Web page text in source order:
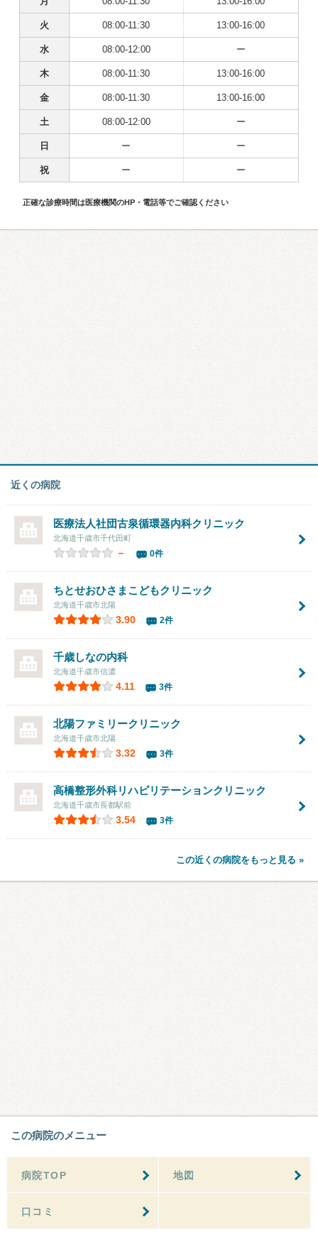
火 08:00-11:30 13:00-16:00
水 08:00-12:00 ー
木 08:00-11:30 13:00-16:00
金 08:00-11:30 13:00-16:00
土 08:00-12:00 ー
日 ー ー
祝 ー ー
正確な診療時間は医療機関のHP・電話等でご確認ください
近くの病院
医療法人社団古泉循環器内科クリニック
北海道千歳市千代田町
－ 0件
ちとせおひさまこどもクリニック
北海道千歳市北陽
3.90 2件
千歳しなの内科
北海道千歳市信濃
4.11 3件
北陽ファミリークリニック
北海道千歳市北陽
3.32 3件
高橋整形外科リハビリテーションクリニック
北海道千歳市長都駅前
3.54 3件
この近くの病院をもっと見る »
この病院のメニュー
病院TOP 地図
口コミ